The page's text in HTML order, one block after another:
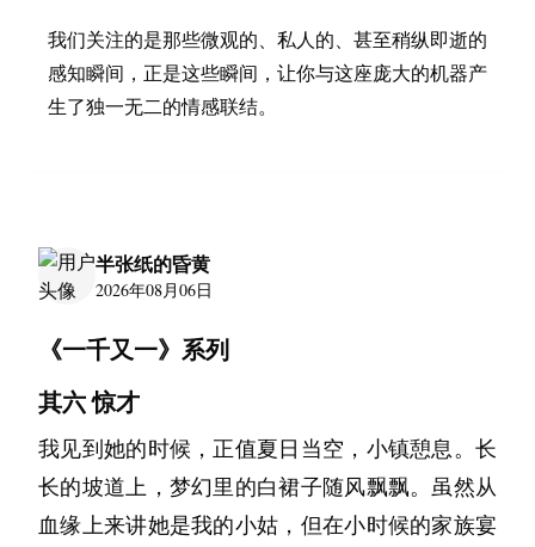
我们关注的是那些微观的、私人的、甚至稍纵即逝的
感知瞬间，正是这些瞬间，让你与这座庞大的机器产
生了独一无二的情感联结。
半张纸的昏黄
2026年08月06日
《一千又一》系列
其六 惊才
我见到她的时候，正值夏日当空，小镇憩息。长
长的坡道上，梦幻里的白裙子随风飘飘。虽然从
血缘上来讲她是我的小姑，但在小时候的家族宴